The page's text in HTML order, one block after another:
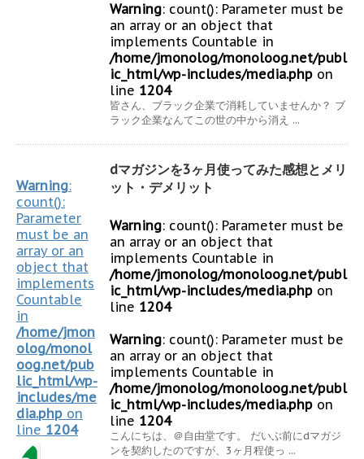
Warning: count(): Parameter must be
an array or an object that
implements Countable in
/home/jmonolog/monoloog.net/publ
ic_html/wp-includes/media.php on
line 1204
皆さん、ブラック企業で消耗していませんか？ ブ
ラック企業なんてこの世の中から消え ...
Warning:
count():
Parameter
must be an
array or an
object that
implements
Countable
in
/home/jmon
olog/monol
oog.net/pub
lic_html/wp-
includes/me
dia.php on
line 1204
dマガジンを3ヶ月使ってみた感想とメリ
ット・デメリット
Warning: count(): Parameter must be
an array or an object that
implements Countable in
/home/jmonolog/monoloog.net/publ
ic_html/wp-includes/media.php on
line 1204
Warning: count(): Parameter must be
an array or an object that
implements Countable in
/home/jmonolog/monoloog.net/publ
ic_html/wp-includes/media.php on
line 1204
こんにちは、＠自由堂です。 だいぶ前にdマガジ
ンを契約したのですが、3ヶ月程使っ ...